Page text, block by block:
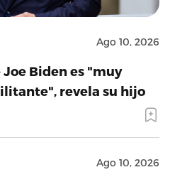
Ago 10, 2026
Biden es "muy
revela su hijo
Ago 10, 2026